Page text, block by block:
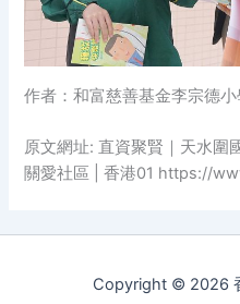
作者：和富慈善基金李宗德
原文網址: 直資聚賢｜天水
關愛社區 | 香港01 https://
Copyright © 2026